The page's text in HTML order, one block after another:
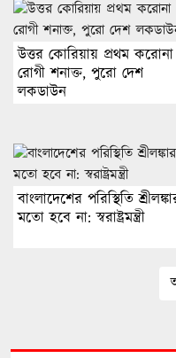
উত্তর কোরিয়ায় প্রথম করোনা
রোগী শনাক্ত, পুরো দেশ
লকডাউন
বাংলাদেশের পরিস্থিতি
মতো হবে না: স্বরাষ্ট্রমন্ত্রী